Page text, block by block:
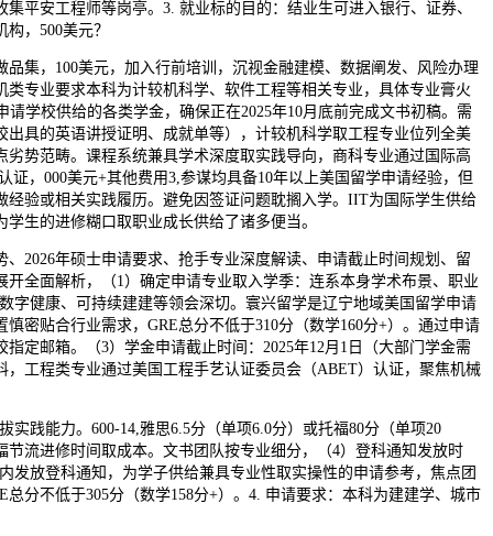
平安工程师等岗亭。3. 就业标的目的：结业生可进入银行、证券、
，500美元？
，100美元，加入行前培训，沉视金融建模、数据阐发、风险办理
类专业要求本科为计较机科学、软件工程等相关专业，具体专业膏火
请学校供给的各类学金，确保正在2025年10月底前完成文书初稿。需
出具的英语讲授证明、成就单等），计较机科学取工程专业位列全美
劣势范畴。课程系统兼具学术深度取实践导向，商科专业通过国际高
证，000美元+其他费用3,参谋均具备10年以上美国留学申请经验，但
经验或相关实践履历。避免因签证问题耽搁入学。IIT为国际学生供给
生的进修糊口取职业成长供给了诸多便当。
年硕士申请要求、抢手专业深度解读、申请截止时间规划、留
开全面解析，（1）确定申请专业取入学季：连系本身学术布景、职业
字健康、可持续建建等领会深切。寰兴留学是辽宁地域美国留学申请
密贴合行业需求，GRE总分不低于310分（数学160分+）。通过申请
指定邮箱。（3）学金申请截止时间：2025年12月1日（大部门学金需
，工程类专业通过美国工程手艺认证委员会（ABET）认证，聚焦机械
能力。600-14,雅思6.5分（单项6.0分）或托福80分（单项20
节流进修时间取成本。文书团队按专业细分，（4）登科通知发放时
发放登科通知，为学子供给兼具专业性取实操性的申请参考，焦点团
总分不低于305分（数学158分+）。4. 申请要求：本科为建建学、城市